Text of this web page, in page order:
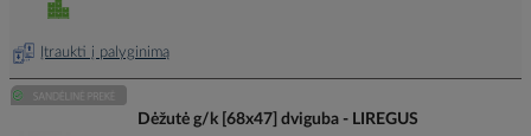
Įtraukti į palyginimą
Dėžutė g/k [68x47] dviguba - LIREGUS